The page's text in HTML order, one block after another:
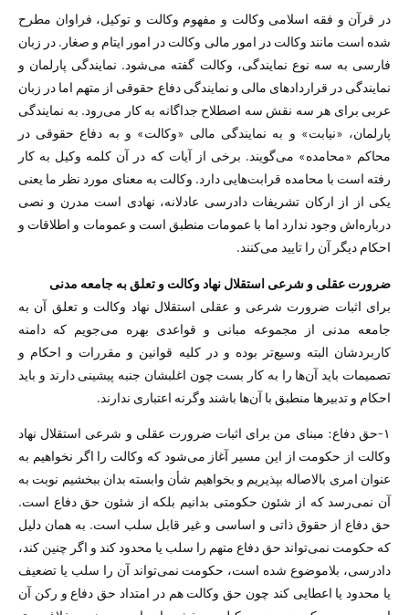
در قرآن و فقه اسلامی وکالت و مفهوم وکالت و توکیل، فراوان مطرح
شده است مانند وکالت در امور مالی وکالت در امور ایتام و صغار. در زبان
فارسی به سه نوع نمایندگی، وکالت گفته می‌شود. نمایندگی پارلمان و
نمایندگی در قراردادهای مالی و نمایندگی دفاع حقوقی از متهم اما در زبان
عربی برای هر سه نقش سه اصطلاح جداگانه به کار می‌رود. به نمایندگی
پارلمان، «نیابت» و به نمایندگی مالی «وکالت» و به دفاع حقوقی در
محاکم «محامده» می‌گویند. برخی از آیات که در آن کلمه وکیل به کار
رفته است با محامده قرابت‌هایی دارد. وکالت به معنای مورد نظر ما یعنی
یکی از از ارکان تشریفات دادرسی عادلانه، نهادی است مدرن و نصی
درباره‌اش وجود ندارد اما با عمومات منطبق است و عمومات و اطلاقات و
احکام دیگر آن را تایید می‌کنند.
ضرورت عقلی و شرعی استقلال نهاد وکالت و تعلق به جامعه مدنی
برای اثبات ضرورت شرعی و عقلی استقلال نهاد وکالت و تعلق آن به
جامعه مدنی از مجموعه مبانی و قواعدی بهره می‌جویم که دامنه
کاربردشان البته وسیع‌تر بوده و در کلیه قوانین و مقررات و احکام و
تصمیمات باید آن‌ها را به کار بست چون اغلبشان جنبه پیشینی دارند و باید
احکام و تدبیر‌ها منطبق با آن‌ها باشند وگرنه اعتباری ندارند.
۱-حق دفاع: مبنای من برای اثبات ضرورت عقلی و شرعی استقلال نهاد
وکالت از حکومت از این مسیر آغاز می‌شود که وکالت را اگر نخواهیم به
عنوان امری بالاصاله بپذیریم و بخواهیم شأن وابسته بدان ببخشیم نوبت به
آن نمی‌رسد که از شئون حکومتی بدانیم بلکه از شئون حق دفاع است.
حق دفاع از حقوق ذاتی و اساسی و غیر قابل سلب است. به‌‌ همان دلیل
که حکومت نمی‌تواند حق دفاع متهم را سلب یا محدود کند و اگر چنین کند،
دادرسی، بلاموضوع شده است، حکومت نمی‌تواند آن را سلب یا تضعیف
یا محدود یا اعطایی کند چون حق وکالت هم در امتداد حق دفاع و رکن آن